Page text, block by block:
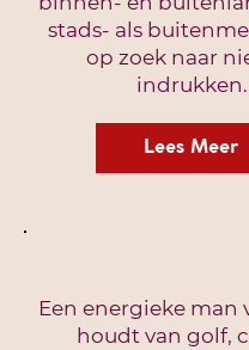
stads- als
op zoek naar
indrukken.
Lees Meer
Een energieke man
houdt van golf,